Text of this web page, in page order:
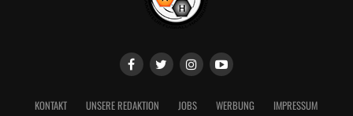
KONTAKT UNSERE REDAKTION JOBS WERBUNG IMPRESSUM